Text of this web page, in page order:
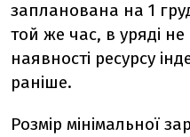
запланована на 1
той же час, в уряді
наявності ресурсу
раніше.
Розмір мінімальної